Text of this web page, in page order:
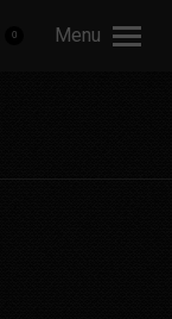
Menu
0